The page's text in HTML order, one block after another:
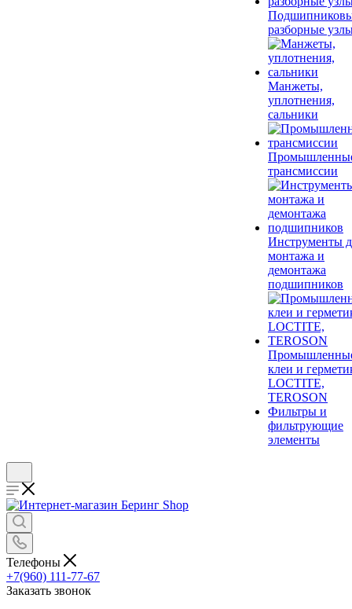
разборные
Манжеты,
уплотнения,
сальники
трансмиссии
Инструменты
монтажа и
демонтажа
подшипников
клеи и
LOCTITE,
TEROSON
Фильтры и
фильтрующие
элементы
Телефоны
+7(960) 111-77-67
Заказать звонок